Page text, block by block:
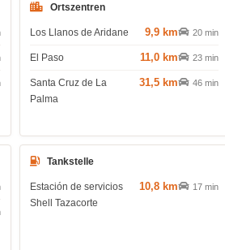
Ortszentren
Los Llanos de Aridane 9,9 km 20 min
El Paso 11,0 km 23 min
Santa Cruz de La
Palma
31,5 km 46 min
Tankstelle
Estación de servicios
Shell Tazacorte
10,8 km 17 min